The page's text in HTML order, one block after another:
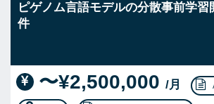
ピゲノム言語モデルの分散事前学習
件
〜¥2,500,000 /月